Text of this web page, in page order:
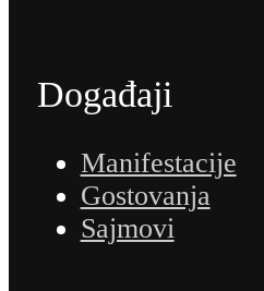
Događaji
Manifestacije
Gostovanja
Sajmovi